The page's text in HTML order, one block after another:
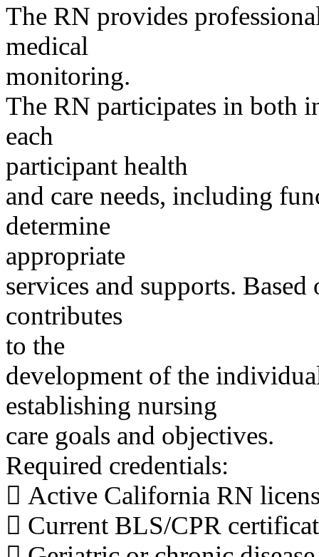
The RN provides
medical
monitoring.
The RN participates in both
each
participant health
and care needs, including
determine
appropriate
services and supports. Based
contributes
to the
development of the
establishing nursing
care goals and objectives.
Required credentials:
 Active California RN
 Current BLS/CPR